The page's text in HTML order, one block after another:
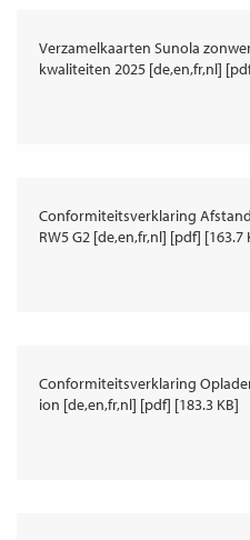
Verzamelkaarten Sunola
kwaliteiten 2025 [de,en,fr,nl]
Conformiteitsverklaring
RW5 G2 [de,en,fr,nl] [pdf] [163.7
Conformiteitsverklaring Oplader
ion [de,en,fr,nl] [pdf] [183.3 KB]